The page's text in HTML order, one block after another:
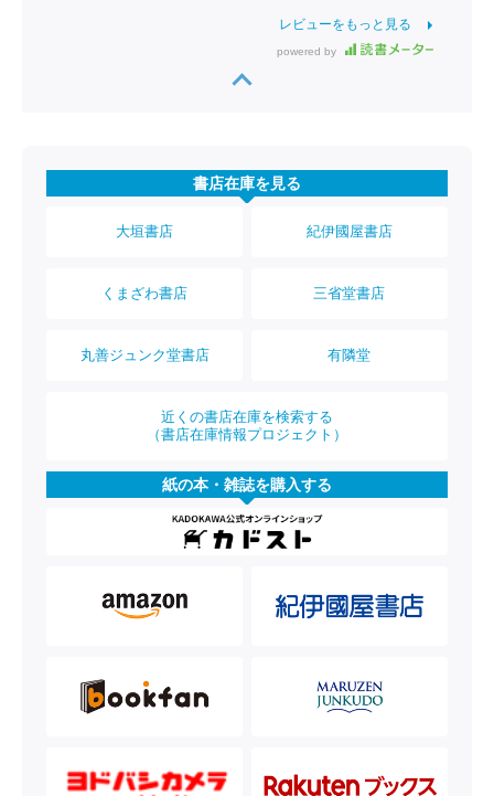
レビューをもっと見る
powered by
書店在庫を見る
大垣書店 紀伊國屋書店
くまざわ書店 三省堂書店
丸善ジュンク堂書店 有隣堂
近くの書店在庫を検索する
（書店在庫情報プロジェクト）
紙の本・雑誌を購入する